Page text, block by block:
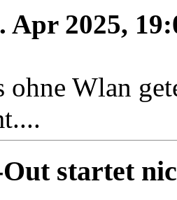
Apr 2025,
ohne Wlan
startet